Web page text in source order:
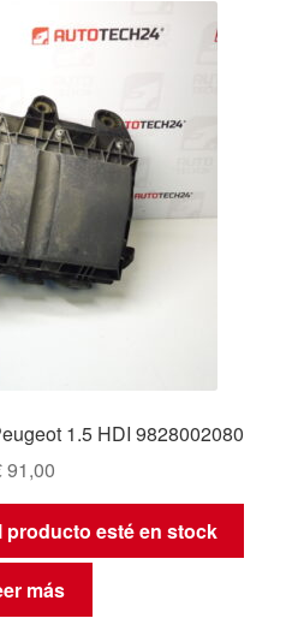
1.5 HDI 9828002080
91,00
esté en stock
más